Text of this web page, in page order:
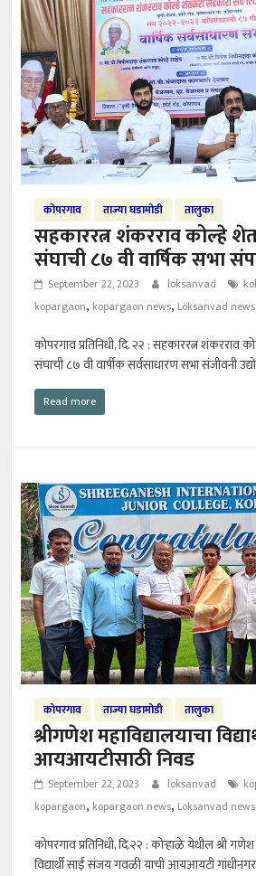
कोपरगाव ताज्या घडामोडी तालुका
सहकाररत्न शंकरराव कोल्हे
संघाची ८७ वी वार्षिक सभा
September 22, 2023 loksanvad
kopargaon, kopargaon news, Loksanvad news
कोपरगाव प्रतिनिधी, दि. २२ : सहकाररत्न शंकरराव
संघाची ८७ वी वार्षीक सर्वसाधारण सभा संजीवनी
Read more
कोपरगाव ताज्या घडामोडी तालुका
श्रीगणेश महाविद्यालयाचा
आयआयटीसाठी निवड
September 22, 2023 loksanvad
kopargaon, kopargaon news, Loksanvad news
कोपरगाव प्रतिनिधी, दि.२२ : कोऱ्हाळे येथील श्री गणेश
विद्यार्थी साई संजय गवळी याची आयआयटी